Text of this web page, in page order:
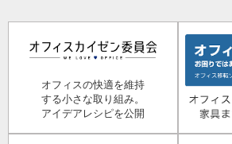
オフィスの快適を維持
する小さな取り組み。
アイデアレシピを公開